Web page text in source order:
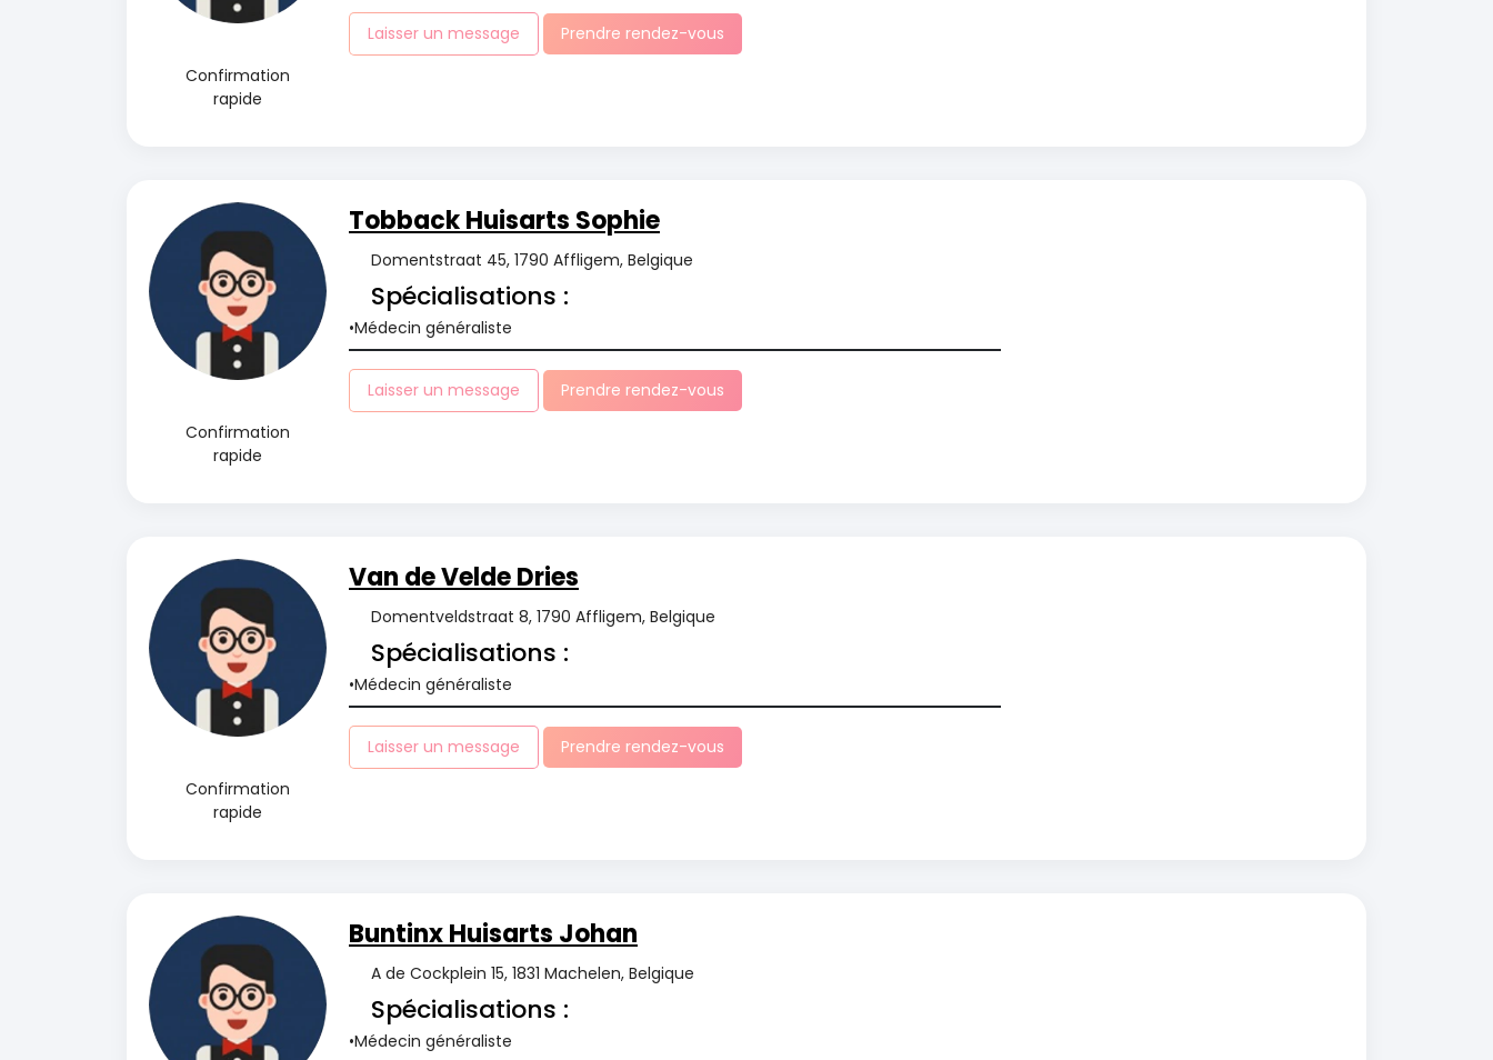
Confirmation
rapide
Laisser un message Prendre rendez-vous
Confirmation
rapide
Tobback Huisarts Sophie
Domentstraat 45, 1790 Affligem, Belgique
Spécialisations :
Médecin généraliste
Laisser un message Prendre rendez-vous
Confirmation
rapide
Van de Velde Dries
Domentveldstraat 8, 1790 Affligem, Belgique
Spécialisations :
Médecin généraliste
Laisser un message Prendre rendez-vous
Buntinx Huisarts Johan
A de Cockplein 15, 1831 Machelen, Belgique
Spécialisations :
Médecin généraliste